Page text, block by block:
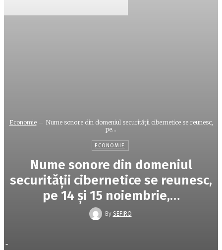
Economie
Nume sonore din domeniul securităţii cibernetice se reunesc,
pe...
ECONOMIE
Nume sonore din domeniul
securităţii cibernetice se reunesc,
pe 14 şi 15 noiembrie,…
By SEFIRO
-